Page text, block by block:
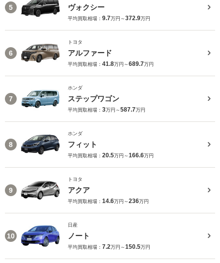
5 ヴォクシー
平均買取相場： 9.7万円～372.9万円
6
トヨタ
アルファード
平均買取相場： 41.8万円～689.7万円
7
ホンダ
ステップワゴン
平均買取相場： 3万円～587.7万円
8
ホンダ
フィット
平均買取相場： 20.5万円～166.6万円
9
トヨタ
アクア
平均買取相場： 14.6万円～236万円
10
日産
ノート
平均買取相場： 7.2万円～150.5万円